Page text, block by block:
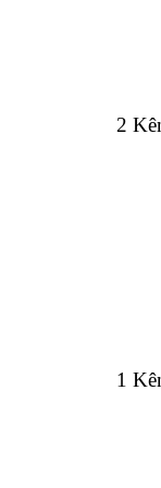
2
1